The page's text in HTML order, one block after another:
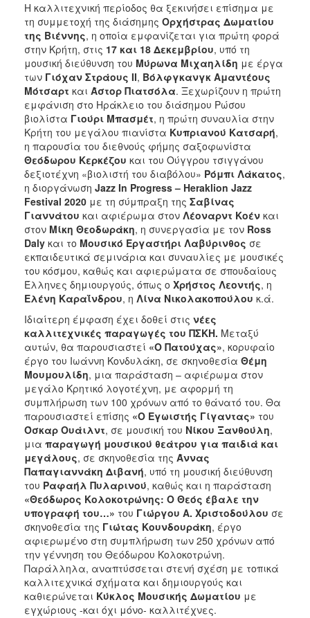
Η καλλιτεχνική περίοδος θα ξεκινήσει επίσημα με
τη συμμετοχή της διάσημης Ορχήστρας Δωματίου
της Βιέννης, η οποία εμφανίζεται για πρώτη φορά
στην Κρήτη, στις 17 και 18 Δεκεμβρίου, υπό τη
μουσική διεύθυνση του Μύρωνα Μιχαηλίδη με έργα
των Γιόχαν Στράους ΙΙ, Βόλφγκανγκ Αμαντέους
Μότσαρτ και Άστορ Πιατσόλα. Ξεχωρίζουν η πρώτη
εμφάνιση στο Ηράκλειο του διάσημου Ρώσου
βιολίστα Γιούρι Μπασμέτ, η πρώτη συναυλία στην
Κρήτη του μεγάλου πιανίστα Κυπριανού Κατσαρή,
η παρουσία του διεθνούς φήμης σαξοφωνίστα
Θεόδωρου Κερκέζου και του Ούγγρου τσιγγάνου
δεξιοτέχνη «βιολιστή του διαβόλου» Ρόμπι Λάκατος,
η διοργάνωση Jazz In Progress– Heraklion Jazz
Festival 2020 με τη σύμπραξη της Σαβίνας
Γιαννάτου και αφιέρωμα στον Λέοναρντ Κοέν και
στον Μίκη Θεοδωράκη, η συνεργασία με τον Ross
Daly και το Μουσικό Εργαστήρι Λαβύρινθος σε
εκπαιδευτικά σεμινάρια και συναυλίες με μουσικές
του κόσμου, καθώς και αφιερώματα σε σπουδαίους
Έλληνες δημιουργούς, όπως ο Χρήστος Λεοντής, η
Ελένη Καραΐνδρου, η Λίνα Νικολακοπούλου κ.ά.
Ιδιαίτερη έμφαση έχει δοθεί στις νέες
καλλιτεχνικές παραγωγές του ΠΣΚΗ. Μεταξύ
αυτών, θα παρουσιαστεί «Ο Πατούχας», κορυφαίο
έργο του Ιωάννη Κονδυλάκη, σε σκηνοθεσία Θέμη
Μουμουλίδη, μια παράσταση – αφιέρωμα στον
μεγάλο Κρητικό λογοτέχνη, με αφορμή τη
συμπλήρωση των 100 χρόνων από το θάνατό του. Θα
παρουσιαστεί επίσης «Ο Εγωιστής Γίγαντας» του
Όσκαρ Ουάιλντ, σε μουσική του Νίκου Ξανθούλη,
μια παραγωγή μουσικού θεάτρου για παιδιά και
μεγάλους, σε σκηνοθεσία της Άννας
Παπαγιαννάκη Διβανή, υπό τη μουσική διεύθυνση
του Ραφαήλ Πυλαρινού, καθώς και η παράσταση
«Θεόδωρος Κολοκοτρώνης: Ο Θεός έβαλε την
υπογραφή του…» του Γιώργου Α. Χριστοδούλου σε
σκηνοθεσία της Γιώτας Κουνδουράκη, έργο
αφιερωμένο στη συμπλήρωση των 250 χρόνων από
την γέννηση του Θεόδωρου Κολοκοτρώνη.
Παράλληλα, αναπτύσσεται στενή σχέση με τοπικά
καλλιτεχνικά σχήματα και δημιουργούς και
καθιερώνεται Κύκλος Μουσικής Δωματίου με
εγχώριους -και όχι μόνο- καλλιτέχνες.